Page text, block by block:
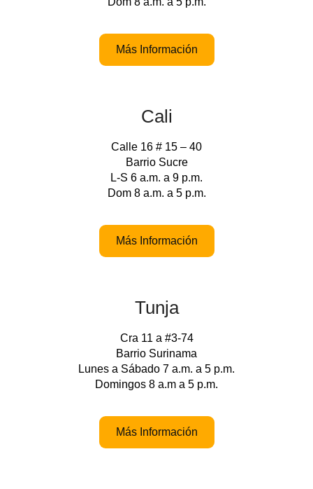
Más Información
Cali
Calle 16 # 15 – 40
Barrio Sucre
L-S 6 a.m. a 9 p.m.
Dom 8 a.m. a 5 p.m.
Más Información
Tunja
Cra 11 a #3-74
Barrio Surinama
Lunes a Sábado 7 a.m. a 5 p.m.
Domingos 8 a.m a 5 p.m.
Más Información